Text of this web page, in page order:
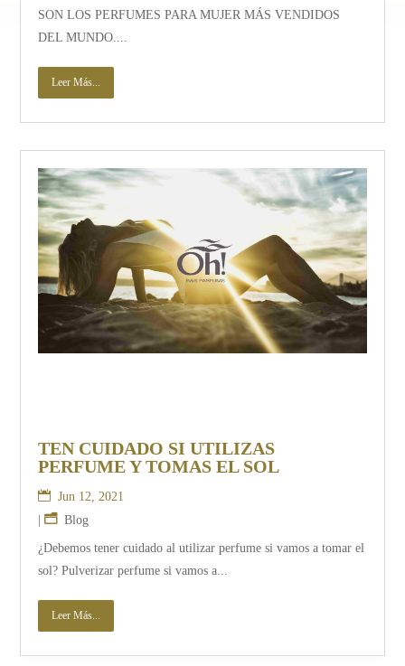
SON LOS PERFUMES PARA MUJER MÁS VENDIDOS
DEL MUNDO....
Leer Más...
TEN CUIDADO SI UTILIZAS
PERFUME Y TOMAS EL SOL
Jun 12, 2021
|
Blog
¿Debemos tener cuidado al utilizar perfume si vamos a tomar el
sol? Pulverizar perfume si vamos a...
Leer Más...